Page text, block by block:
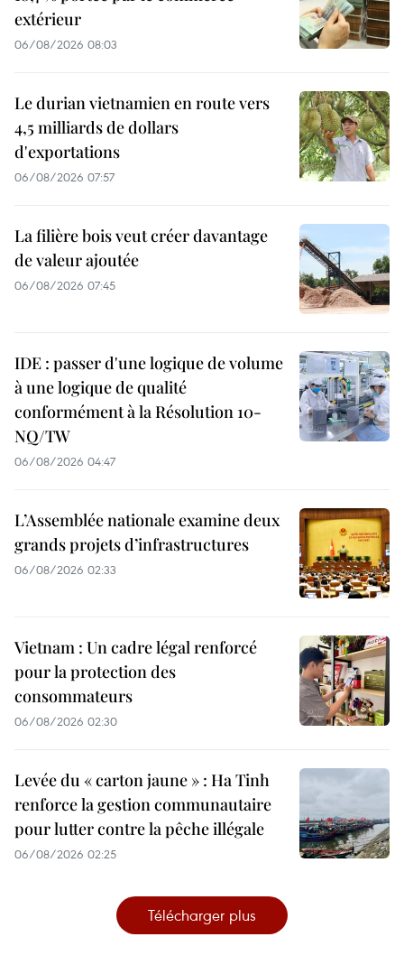
extérieur
06/08/2026 08:03
Le durian vietnamien en route vers
4,5 milliards de dollars
d'exportations
06/08/2026 07:57
La filière bois veut créer davantage
de valeur ajoutée
06/08/2026 07:45
IDE : passer d'une logique de volume
à une logique de qualité
conformément à la Résolution 10-
NQ/TW
06/08/2026 04:47
L’Assemblée nationale examine deux
grands projets d’infrastructures
06/08/2026 02:33
Vietnam : Un cadre légal renforcé
pour la protection des
consommateurs
06/08/2026 02:30
Levée du « carton jaune » : Ha Tinh
renforce la gestion communautaire
pour lutter contre la pêche illégale
06/08/2026 02:25
Télécharger plus